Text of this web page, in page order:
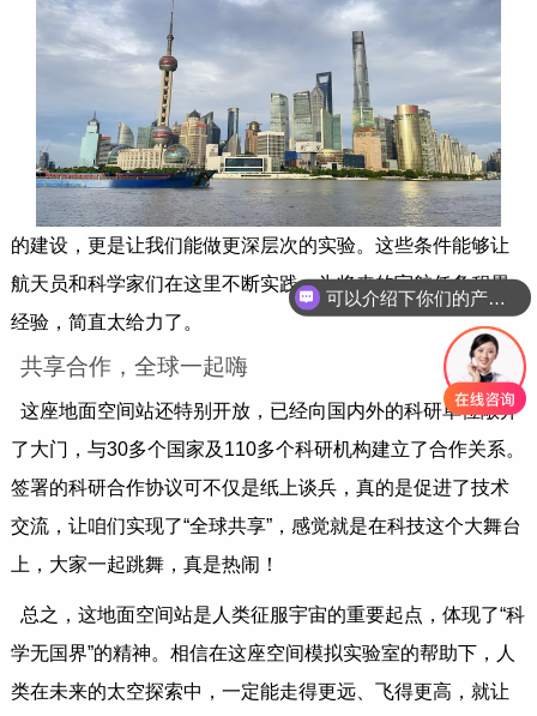
的建设，更是让我们能做更深层次的实验。这些条件能够让
航天员和科学家们在这里不断实践，为将来的宇航任务积累
经验，简直太给力了。
共享合作，全球一起嗨
这座地面空间站还特别开放，已经向国内外的科研单位敞开
了大门，与30多个国家及110多个科研机构建立了合作关系。
签署的科研合作协议可不仅是纸上谈兵，真的是促进了技术
交流，让咱们实现了“全球共享”，感觉就是在科技这个大舞台
上，大家一起跳舞，真是热闹！
总之，这地面空间站是人类征服宇宙的重要起点，体现了“科
学无国界”的精神。相信在这座空间模拟实验室的帮助下，人
类在未来的太空探索中，一定能走得更远、飞得更高，就让
可以介绍下你们的产品么